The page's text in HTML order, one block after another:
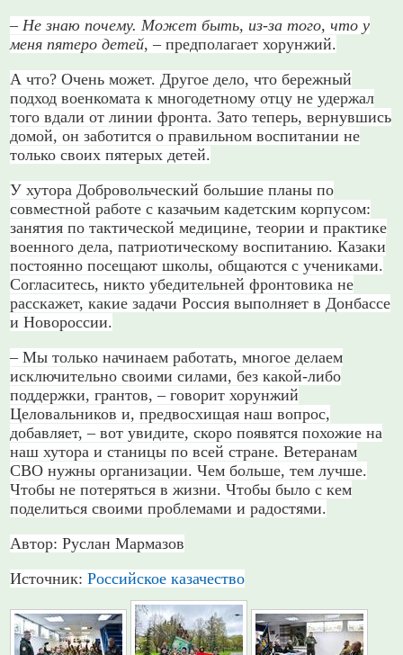
– Не знаю почему. Может быть, из-за того, что у
меня пятеро детей, – предполагает хорунжий.
А что? Очень может. Другое дело, что бережный
подход военкомата к многодетному отцу не удержал
того вдали от линии фронта. Зато теперь, вернувшись
домой, он заботится о правильном воспитании не
только своих пятерых детей.
У хутора Добровольческий большие планы по
совместной работе с казачьим кадетским корпусом:
занятия по тактической медицине, теории и практике
военного дела, патриотическому воспитанию. Казаки
постоянно посещают школы, общаются с учениками.
Согласитесь, никто убедительней фронтовика не
расскажет, какие задачи Россия выполняет в Донбассе
и Новороссии.
– Мы только начинаем работать, многое делаем
исключительно своими силами, без какой-либо
поддержки, грантов, – говорит хорунжий
Целовальников и, предвосхищая наш вопрос,
добавляет, – вот увидите, скоро появятся похожие на
наш хутора и станицы по всей стране. Ветеранам
СВО нужны организации. Чем больше, тем лучше.
Чтобы не потеряться в жизни. Чтобы было с кем
поделиться своими проблемами и радостями.
Автор: Руслан Мармазов
Источник: Российское казачество